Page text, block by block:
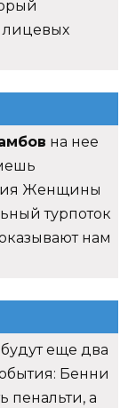
лицевых
на нее
Женщины
турпоток
нам
еще два
Бенни
пенальти, а